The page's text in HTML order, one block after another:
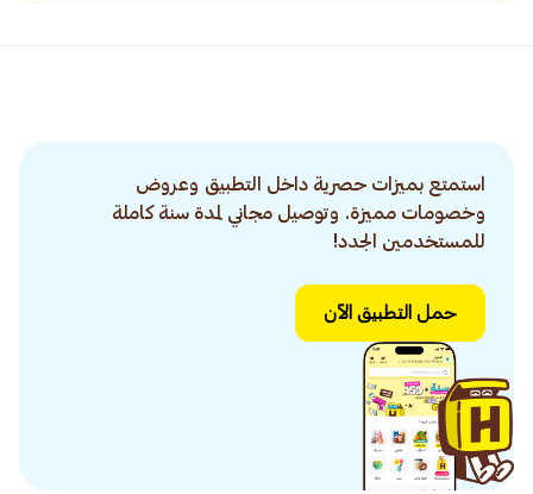
استمتع بميزات حصرية داخل التطبيق وعروض
وخصومات مميزة. وتوصيل مجاني لمدة سنة كاملة
للمستخدمين الجدد!
حمل التطبيق الآن